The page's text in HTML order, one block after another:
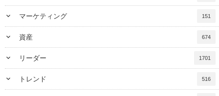
keyboard_arrow_down マーケティング 151
keyboard_arrow_down 資産 674
keyboard_arrow_down リーダー 1701
keyboard_arrow_down トレンド 516